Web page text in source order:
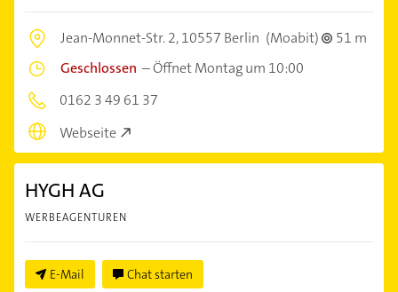
Jean-Monnet-Str. 2,10557 Berlin (Moabit)
51 m
Geschlossen –Öffnet Montag um 10:00
0162 3 49 61 37
Webseite
HYGH AG
WERBEAGENTUREN
E-Mail Chat starten